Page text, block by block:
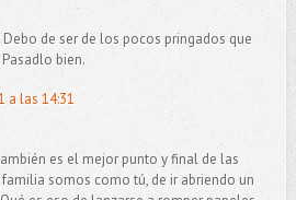
Debo de ser de los pocos pringados que
bien.
a las 14:31
es el mejor punto y final de las
somos como tú, de ir abriendo un